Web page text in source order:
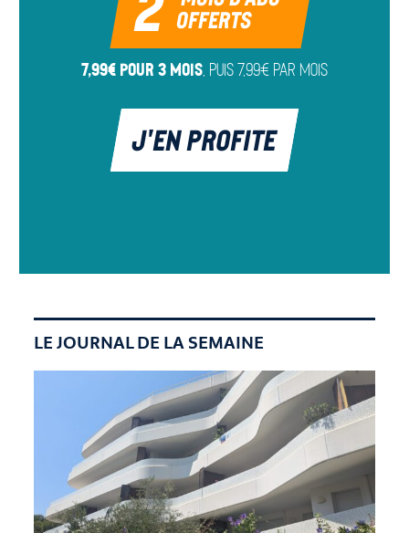
OFFERTS
7,99€ pour 3 mois , puis 7,99€ par mois
J'EN PROFITE
LE JOURNAL DE LA SEMAINE